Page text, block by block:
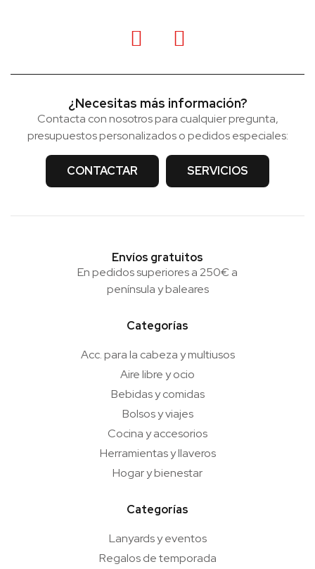
¿Necesitas más información?
Contacta con nosotros para cualquier pregunta,
presupuestos personalizados o pedidos especiales:
CONTACTAR SERVICIOS
Envíos gratuitos
En pedidos superiores a 250€ a
península y baleares
Categorías
Acc. para la cabeza y multiusos
Aire libre y ocio
Bebidas y comidas
Bolsos y viajes
Cocina y accesorios
Herramientas y llaveros
Hogar y bienestar
Categorías
Lanyards y eventos
Regalos de temporada